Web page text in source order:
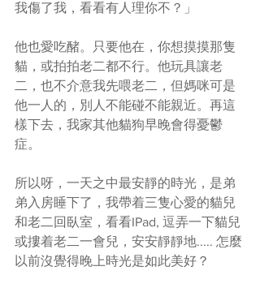
我傷了我，看看有人理你不？」
他也愛吃醏。只要他在，你想摸摸那隻
貓，或拍拍老二都不行。他玩具讓老
二，也不介意我先喂老二，但媽咪可是
他一人的，別人不能碰不能親近。再這
樣下去，我家其他貓狗早晚會得憂鬱
症。
所以呀，一天之中最安靜的時光，是弟
弟入房睡下了，我帶着三隻心愛的貓兒
和老二回臥室，看看IPad, 逗弄一下貓兒
或摟着老二一會兒，安安靜靜地..... 怎麼
以前沒覺得晚上時光是如此美好？